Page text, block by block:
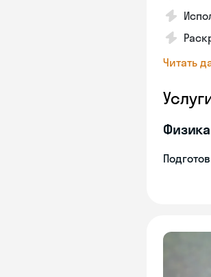
Читать
Физика